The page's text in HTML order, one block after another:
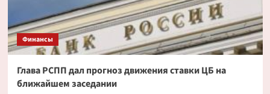
Финансы
Глава РСПП дал прогноз движения ставки ЦБ на
ближайшем заседании